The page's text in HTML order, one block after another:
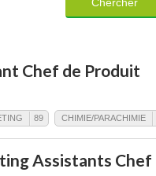
Chef de Produit
89 CHIMIE/PARACHIMIE
Assistants Chef